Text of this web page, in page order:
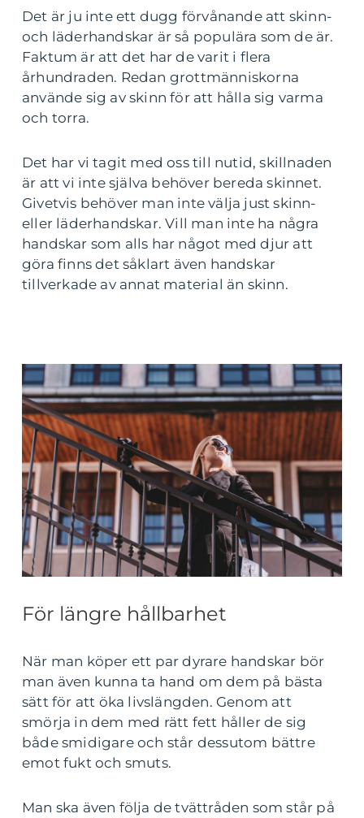
Det är ju inte ett dugg förvånande att skinn-
och läderhandskar är så populära som de är.
Faktum är att det har de varit i flera
århundraden. Redan grottmänniskorna
använde sig av skinn för att hålla sig varma
och torra.
Det har vi tagit med oss till nutid, skillnaden
är att vi inte själva behöver bereda skinnet.
Givetvis behöver man inte välja just skinn-
eller läderhandskar. Vill man inte ha några
handskar som alls har något med djur att
göra finns det såklart även handskar
tillverkade av annat material än skinn.
För längre hållbarhet
När man köper ett par dyrare handskar bör
man även kunna ta hand om dem på bästa
sätt för att öka livslängden. Genom att
smörja in dem med rätt fett håller de sig
både smidigare och står dessutom bättre
emot fukt och smuts.
Man ska även följa de tvättråden som står på